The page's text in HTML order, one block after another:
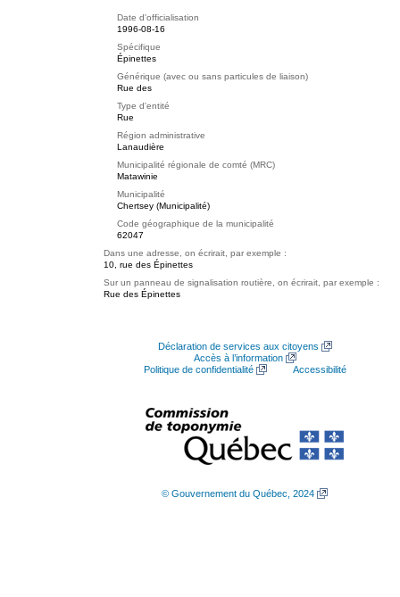
Date d'officialisation
1996-08-16
Spécifique
Épinettes
Générique (avec ou sans particules de liaison)
Rue des
Type d'entité
Rue
Région administrative
Lanaudière
Municipalité régionale de comté (MRC)
Matawinie
Municipalité
Chertsey (Municipalité)
Code géographique de la municipalité
62047
Dans une adresse, on écrirait, par exemple :
10, rue des Épinettes
Sur un panneau de signalisation routière, on écrirait, par exemple :
Rue des Épinettes
Déclaration de services aux citoyens
Accès à l’information
Politique de confidentialité
Accessibilité
© Gouvernement du Québec, 2024